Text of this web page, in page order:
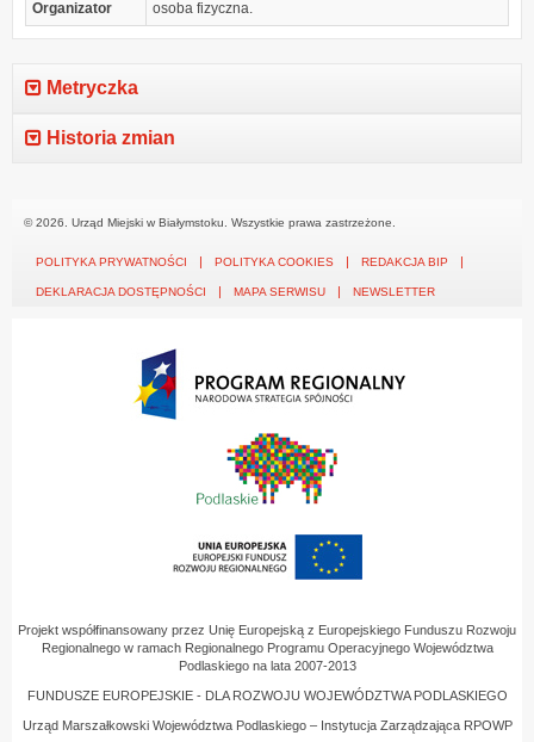
Organizator
osoba fizyczna.
Metryczka
Historia zmian
© 2026. Urząd Miejski w Białymstoku. Wszystkie prawa zastrzeżone.
POLITYKA PRYWATNOŚCI POLITYKA COOKIES REDAKCJA BIP
DEKLARACJA DOSTĘPNOŚCI MAPA SERWISU NEWSLETTER
Projekt współfinansowany przez Unię Europejską z Europejskiego Funduszu Rozwoju
Regionalnego w ramach Regionalnego Programu Operacyjnego Województwa
Podlaskiego na lata 2007-2013
FUNDUSZE EUROPEJSKIE - DLA ROZWOJU WOJEWÓDZTWA PODLASKIEGO
Urząd Marszałkowski Województwa Podlaskiego – Instytucja Zarządzająca RPOWP